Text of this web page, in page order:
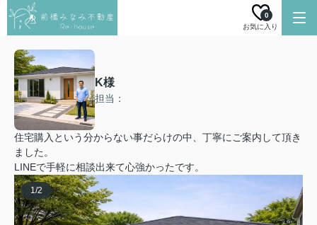
お気に入り
0
K様
担当：
住宅購入という分からない事だらけの中、丁寧にご案内して頂き
ました。
LINEで手軽に相談出来て心強かったです。
1/2